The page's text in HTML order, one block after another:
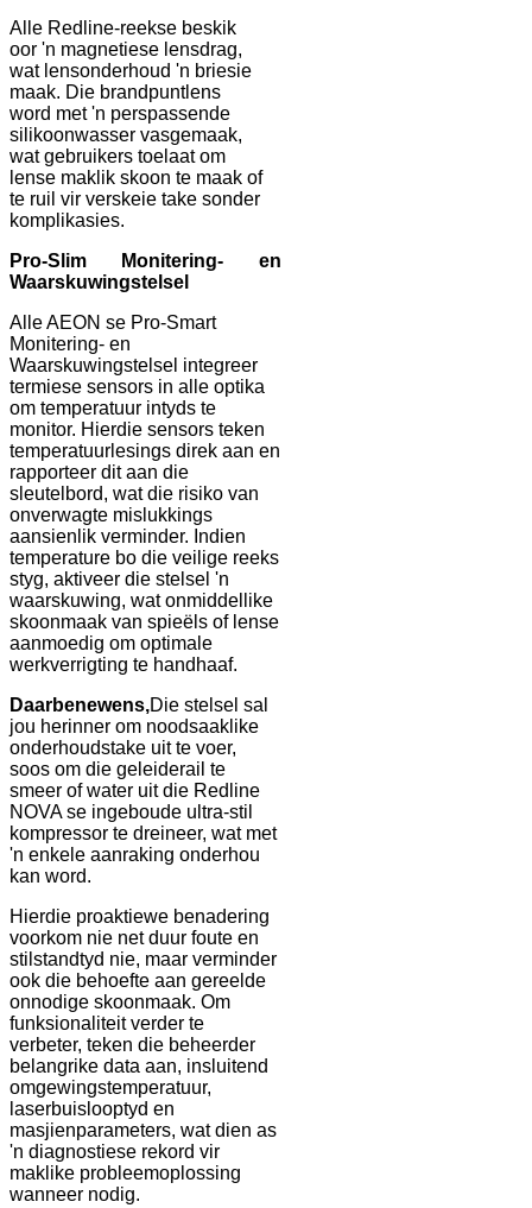
Alle Redline-reekse beskik
oor 'n magnetiese lensdrag,
wat lensonderhoud 'n briesie
maak. Die brandpuntlens
word met 'n perspassende
silikoonwasser vasgemaak,
wat gebruikers toelaat om
lense maklik skoon te maak of
te ruil vir verskeie take sonder
komplikasies.
Pro-Slim Monitering- en
Waarskuwingstelsel
Alle AEON se Pro-Smart
Monitering- en
Waarskuwingstelsel integreer
termiese sensors in alle optika
om temperatuur intyds te
monitor. Hierdie sensors teken
temperatuurlesings direk aan en
rapporteer dit aan die
sleutelbord, wat die risiko van
onverwagte mislukkings
aansienlik verminder. Indien
temperature bo die veilige reeks
styg, aktiveer die stelsel 'n
waarskuwing, wat onmiddellike
skoonmaak van spieëls of lense
aanmoedig om optimale
werkverrigting te handhaaf.
Daarbenewens,Die stelsel sal
jou herinner om noodsaaklike
onderhoudstake uit te voer,
soos om die geleiderail te
smeer of water uit die Redline
NOVA se ingeboude ultra-stil
kompressor te dreineer, wat met
'n enkele aanraking onderhou
kan word.
Hierdie proaktiewe benadering
voorkom nie net duur foute en
stilstandtyd nie, maar verminder
ook die behoefte aan gereelde
onnodige skoonmaak. Om
funksionaliteit verder te
verbeter, teken die beheerder
belangrike data aan, insluitend
omgewingstemperatuur,
laserbuislooptyd en
masjienparameters, wat dien as
'n diagnostiese rekord vir
maklike probleemoplossing
wanneer nodig.